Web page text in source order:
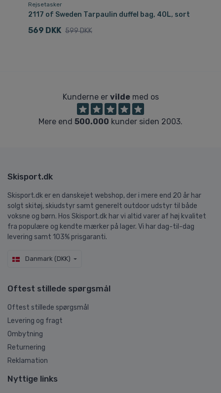
Rejsetasker
2117 of Sweden Tarpaulin duffel bag, 40L, sort
569 DKK 599 DKK
Kunderne er vildemed os
Mere end 500.000 kunder siden 2003.
Skisport.dk
Skisport.dk er en danskejet webshop, der i mere end 20 år har
solgt skitøj, skiudstyr samt generelt outdoor udstyr til både
voksne og børn. Hos Skisport.dk har vi altid varer af høj kvalitet
fra populære og kendte mærker på lager. Vi har dag-til-dag
levering samt 103% prisgaranti.
Danmark (DKK)
Oftest stillede spørgsmål
Oftest stillede spørgsmål
Levering og fragt
Ombytning
Returnering
Reklamation
Nyttige links